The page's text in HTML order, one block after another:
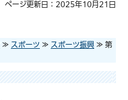
ページ更新日：2025年10月21日
≫ スポーツ ≫ スポーツ振興 ≫ 第